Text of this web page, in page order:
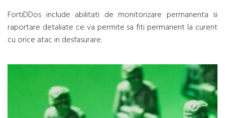
FortiDDos include abilitati de monitorizare permanenta si
raportare detaliate ce va permite sa fiti permanent la curent
cu orice atac in desfasurare.